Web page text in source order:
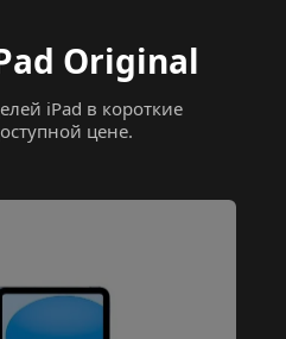
Original
iPad в короткие
цене.